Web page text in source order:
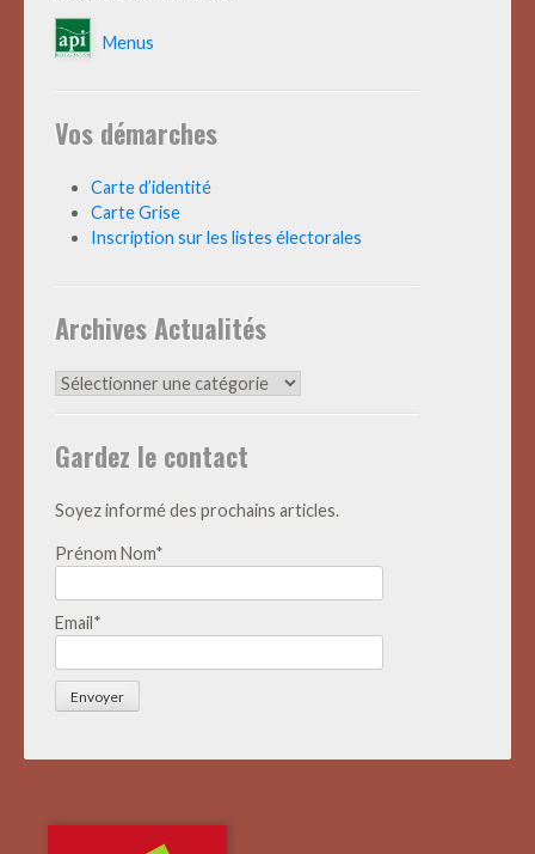
Menus
Vos démarches
Carte d’identité
Carte Grise
Inscription sur les listes électorales
Archives Actualités
Archives
Gardez le contact
Soyez informé des prochains articles.
Prénom Nom*
Email*